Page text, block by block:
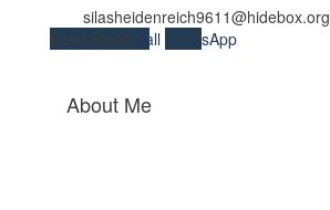
silasheidenreich9611@hidebox.org
Send Email
Call WhatsApp
About Me